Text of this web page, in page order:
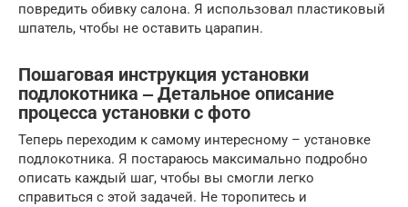
повредить обивку салона. Я использовал пластиковый
шпатель, чтобы не оставить царапин.
Пошаговая инструкция установки
подлокотника ‒ Детальное описание
процесса установки с фото
Теперь переходим к самому интересному – установке
подлокотника. Я постараюсь максимально подробно
описать каждый шаг, чтобы вы смогли легко
справиться с этой задачей. Не торопитесь и